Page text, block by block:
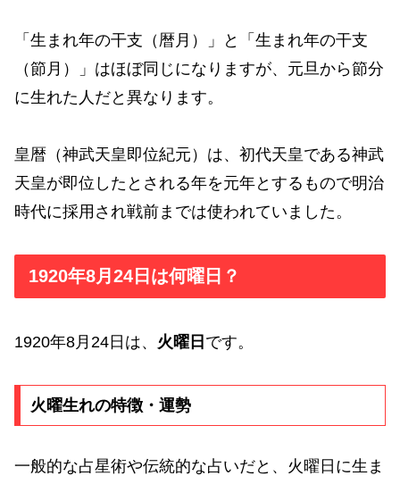
「生まれ年の干支（暦月）」と「生まれ年の干支
（節月）」はほぼ同じになりますが、元旦から節分
に生れた人だと異なります。
皇暦（神武天皇即位紀元）は、初代天皇である神武
天皇が即位したとされる年を元年とするもので明治
時代に採用され戦前までは使われていました。
1920年8月24日は何曜日？
1920年8月24日は、 火曜日 です。
火曜生れの特徴・運勢
一般的な占星術や伝統的な占いだと、火曜日に生ま